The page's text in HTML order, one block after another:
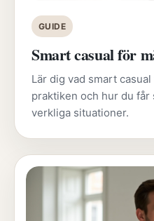
GUIDE
Smart casual för
Lär dig vad smart
praktiken och hur du
verkliga situationer.